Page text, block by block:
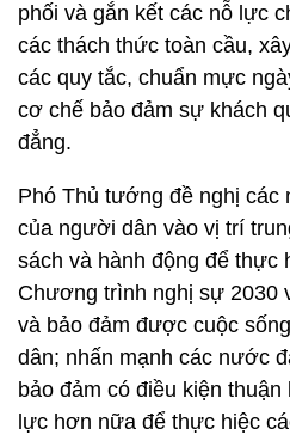
phối và gắn kết các nỗ lực
các thách thức toàn cầu,
các quy tắc, chuẩn mực
cơ chế bảo đảm sự khách
đẳng.
Phó Thủ tướng đề nghị
của người dân vào vị trí
sách và hành động để thực
Chương trình nghị sự 2030
và bảo đảm được cuộc
dân; nhấn mạnh các nước
bảo đảm có điều kiện
lực hơn nữa để thực hiệc